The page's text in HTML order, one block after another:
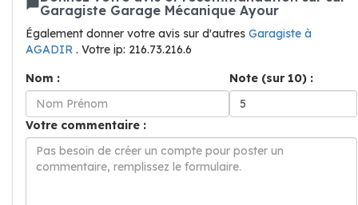
Garagiste Garage Mécanique Ayour
Également donner votre avis sur d'autres Garagiste à
AGADIR . Votre ip: 216.73.216.6
Nom :
Note (sur 10) :
Votre commentaire :